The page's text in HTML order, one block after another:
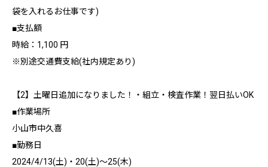
袋を入れるお仕事です)
■支払額
時給：1,100 円
※別途交通費支給(社内規定あり)
【2】土曜日追加になりました！・組立・検査作業！翌日払いOK
■作業場所
小山市中久喜
■勤務日
2024/4/13(土)・20(土)～25(木)